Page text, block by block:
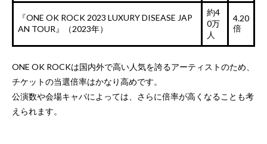
『ONE OK ROCK 2023 LUXURY DISEASE JAP
AN TOUR』（2023年）
約4
0万
人
4.20
倍
ONE OK ROCKは国内外で高い人気を誇るアーティストのため、
チケットの当選倍率はかなり高めです。
公演数や会場キャパによっては、さらに倍率が高くなることも考
えられます。